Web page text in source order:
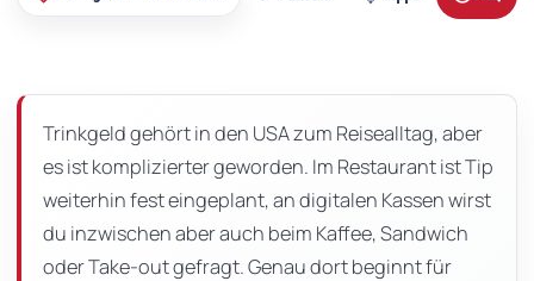
dieser
Seite
Trinkgeld gehört in den USA zum Reisealltag, aber
es ist komplizierter geworden. Im Restaurant ist Tip
weiterhin fest eingeplant, an digitalen Kassen wirst
du inzwischen aber auch beim Kaffee, Sandwich
oder Take-out gefragt. Genau dort beginnt für